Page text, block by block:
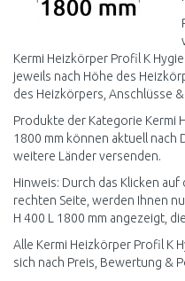
Kermi Heizkörper Profil K
jeweils nach Höhe des
des Heizkörpers, Anschlüsse
Produkte der Kategorie Kermi
1800 mm können aktuell nach
weitere Länder versenden.
Hinweis: Durch das Klicken
rechten Seite, werden Ihnen
H 400 L 1800 mm angezeigt,
Alle Kermi Heizkörper Profil K
sich nach Preis, Bewertung &